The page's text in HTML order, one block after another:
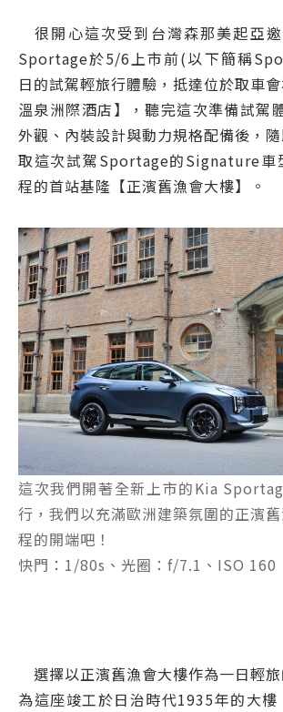
很開心這次受到台灣森那美起亞
Sportage於5/6上市前(以下簡稱
日的試駕輕旅行體驗，抵達位於取車
溫泉洲際酒店】，聽完這次準備試駕
外觀、內裝設計與動力規格配備後，
取這次試駕Sportage的Signature車
程的首站基隆【正濱舊漁會大樓】。
這次我們開著全新上市的Kia
行，我們以充滿歐洲建築氛圍的正濱
程的開端吧！
快門：1/80s、光圈：f/7.1、ISO 160
選擇以正濱舊漁會大樓作為一日輕
為這座竣工於日治時代1935年的大